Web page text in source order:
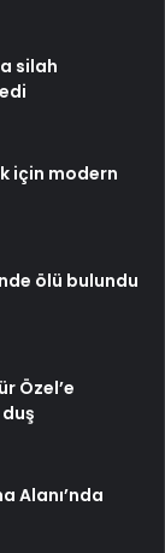
silah
için modern
ölü bulundu
Özel’e
Alanı’nda